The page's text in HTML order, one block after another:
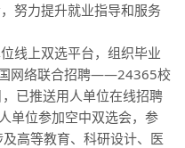
努力提升就业指导和服务
上双选平台，组织毕业
网络联合招聘——24365校
已推送用人单位在线招聘
单位参加空中双选会，参
高等教育、科研设计、医